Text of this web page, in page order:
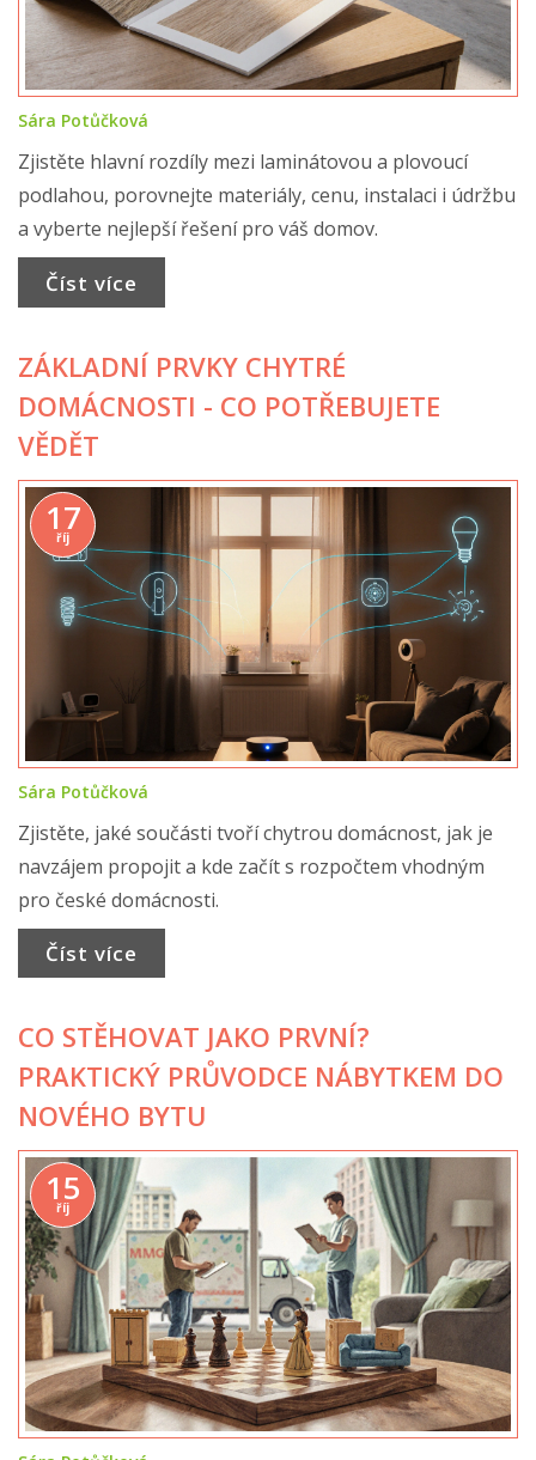
Sára Potůčková
Zjistěte hlavní rozdíly mezi laminátovou a plovoucí
podlahou, porovnejte materiály, cenu, instalaci i údržbu
a vyberte nejlepší řešení pro váš domov.
Číst více
ZÁKLADNÍ PRVKY CHYTRÉ
DOMÁCNOSTI - CO POTŘEBUJETE
VĚDĚT
17
říj
Sára Potůčková
Zjistěte, jaké součásti tvoří chytrou domácnost, jak je
navzájem propojit a kde začít s rozpočtem vhodným
pro české domácnosti.
Číst více
CO STĚHOVAT JAKO PRVNÍ?
PRAKTICKÝ PRŮVODCE NÁBYTKEM DO
NOVÉHO BYTU
15
říj